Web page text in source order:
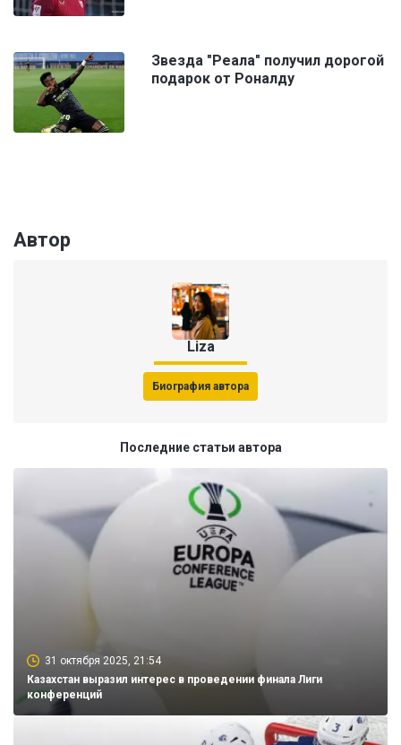
Звезда "Реала" получил дорогой
подарок от Роналду
Автор
Liza
Биография автора
Последние статьи автора
31 октября 2025, 21:54
Казахстан выразил интерес в проведении финала Лиги
конференций